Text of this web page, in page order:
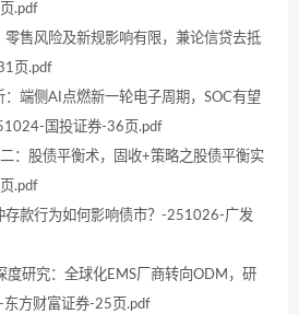
.pdf
售风险及新规影响有限，兼论信贷去抵
页.pdf
端侧AI点燃新一轮电子周期，SOC有望
国投证券-36页.pdf
：股债平衡术，固收+策略之股债平衡实
.pdf
存款行为如何影响债市？-251026-广发
研究：全球化EMS厂商转向ODM，研
方财富证券-25页.pdf